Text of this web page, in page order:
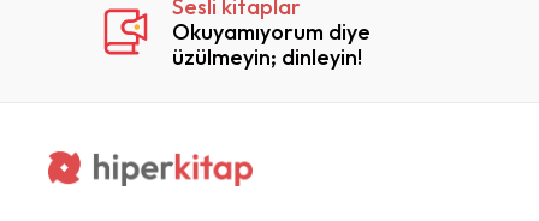
Sesli kitaplar
Okuyamıyorum diye
üzülmeyin; dinleyin!